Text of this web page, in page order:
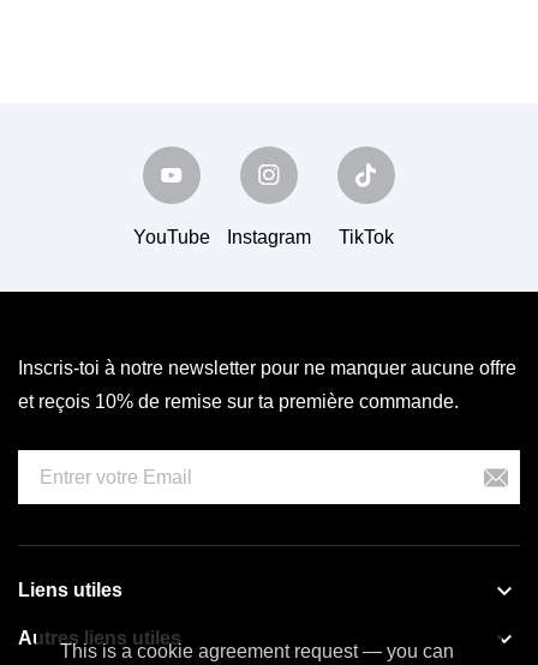
This is a cookie agreement request — you can
YouTube Instagram TikTok
Inscris-toi à notre newsletter pour ne manquer aucune offre
et reçois 10% de remise sur ta première commande.
Liens utiles 
Autres liens utiles 